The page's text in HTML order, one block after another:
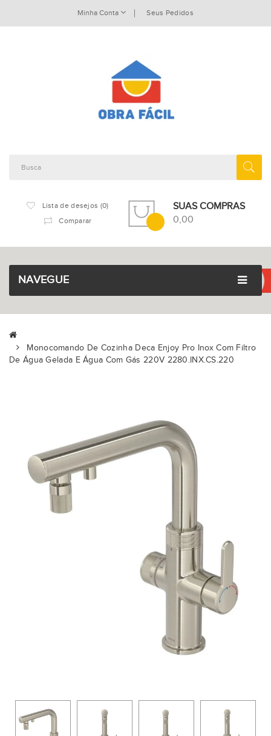
Minha Conta Seus Pedidos
Lista de desejos (0)
Comparar
SUAS COMPRAS
0,00
NAVEGUE
Monocomando De Cozinha Deca Enjoy Pro Inox Com Filtro
De Água Gelada E Água Com Gás 220V 2280.INX.CS.220